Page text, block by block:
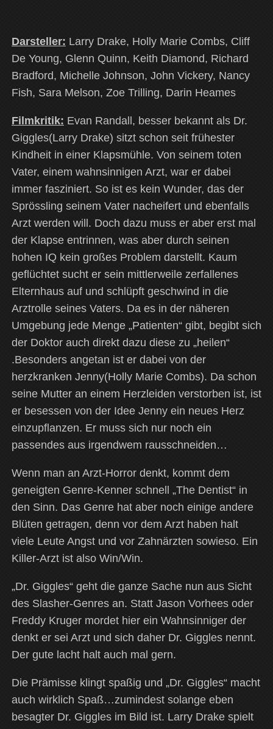
Darsteller: Larry Drake, Holly Marie Combs, Cliff
De Young, Glenn Quinn, Keith Diamond, Richard
Bradford, Michelle Johnson, John Vickery, Nancy
Fish, Sara Melson, Zoe Trilling, Darin Heames
Filmkritik: Evan Randall, besser bekannt als Dr.
Giggles(Larry Drake) sitzt schon seit frühester
Kindheit in einer Klapsmühle. Von seinem toten
Vater, einem wahnsinnigen Arzt, war er dabei
immer fasziniert. So ist es kein Wunder, das der
Sprössling seinem Vater nacheifert und ebenfalls
Arzt werden will. Doch dazu muss er aber erst mal
der Klapse entrinnen, was aber durch seinen
hohen IQ kein großes Problem darstellt. Kaum
geflüchtet sucht er sein mittlerweile zerfallenes
Elternhaus auf und schlüpft geschwind in die
Arztrolle seines Vaters. Da es in der näheren
Umgebung jede Menge „Patienten“ gibt, begibt sich
der Doktor auch direkt dazu diese zu „heilen“
.Besonders angetan ist er dabei von der
herzkranken Jenny(Holly Marie Combs). Da schon
seine Mutter an einem Herzleiden verstorben ist, ist
er besessen von der Idee Jenny ein neues Herz
einzupflanzen. Er muss sich nur noch ein
passendes aus irgendwem rausschneiden…
Wenn man an Arzt-Horror denkt, kommt dem
geneigten Genre-Kenner schnell „The Dentist“ in
den Sinn. Das Genre hat aber noch einige andere
Blüten getragen, denn vor dem Arzt haben halt
viele Leute Angst und vor Zahnärzten sowieso. Ein
Killer-Arzt ist also Win/Win.
„Dr. Giggles“ geht die ganze Sache nun aus Sicht
des Slasher-Genres an. Statt Jason Vorhees oder
Freddy Kruger mordet hier ein Wahnsinniger der
denkt er sei Arzt und sich daher Dr. Giggles nennt.
Der gute lacht halt auch mal gern.
Die Prämisse klingt spaßig und „Dr. Giggles“ macht
auch wirklich Spaß…zumindest solange eben
besagter Dr. Giggles im Bild ist. Larry Drake spielt